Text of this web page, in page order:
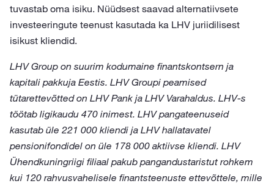
tuvastab oma isiku. Nüüdsest saavad alternatiivsete
investeeringute teenust kasutada ka LHV juriidilisest
isikust kliendid.
LHV Group on suurim kodumaine finantskontsern ja
kapitali pakkuja Eestis. LHV Groupi peamised
tütarettevõtted on LHV Pank ja LHV Varahaldus. LHV-s
töötab ligikaudu 470 inimest. LHV pangateenuseid
kasutab üle 221 000 kliendi ja LHV hallatavatel
pensionifondidel on üle 178 000 aktiivse kliendi. LHV
Ühendkuningriigi filiaal pakub pangandustaristut rohkem
kui 120 rahvusvahelisele finantsteenuste ettevõttele, mille